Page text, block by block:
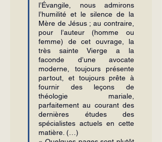
l’Évangile, nous admirons
l’humilité et le silence de la
Mère de Jésus ; au contraire,
pour l’auteur (homme ou
femme) de cet ouvrage, la
très sainte Vierge a la
faconde d’une avocate
moderne, toujours présente
partout, et toujours prête à
fournir des leçons de
théologie mariale,
parfaitement au cou­rant des
dernières études des
spécialistes actuels en cette
matière. (…)